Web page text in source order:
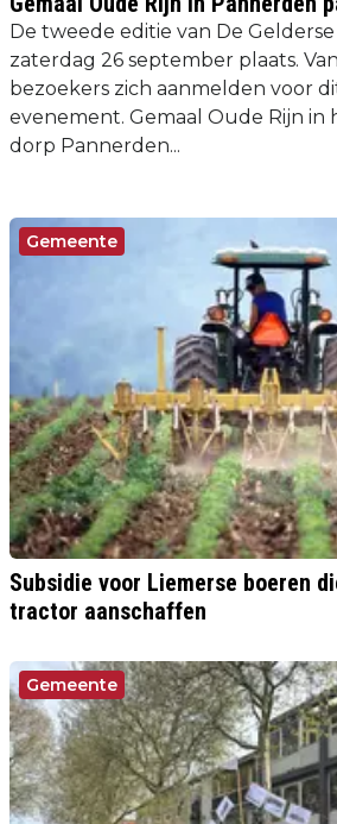
De tweede editie van De
zaterdag 26 september plaats.
bezoekers zich aanmelden voor dit
evenement. Gemaal Oude Rijn in
dorp Pannerden...
Gemeente
Subsidie voor Liemerse boeren
tractor aanschaffen
Gemeente